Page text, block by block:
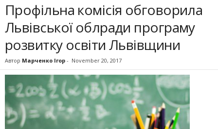
Профільна комісія обговорила
Львівської облради програму
розвитку освіти Львівщини
Автор Марченко Ігор - November 20, 2017